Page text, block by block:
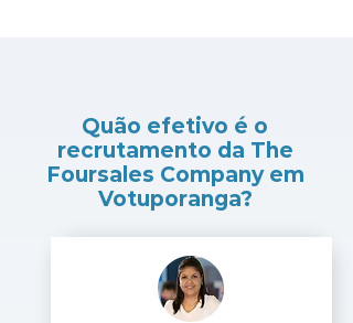
Quão efetivo é o
recrutamento da The
Foursales Company em
Votuporanga?